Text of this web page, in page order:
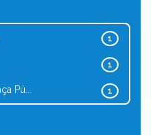
1
1
1
Pú...